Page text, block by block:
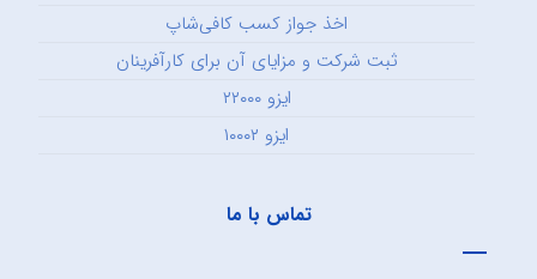
اخذ جواز کسب کافی‌شاپ
ثبت شرکت و مزایای آن برای کارآفرینان
ایزو ۲۲۰۰۰
ایزو ۱۰۰۰۲
تماس با ما